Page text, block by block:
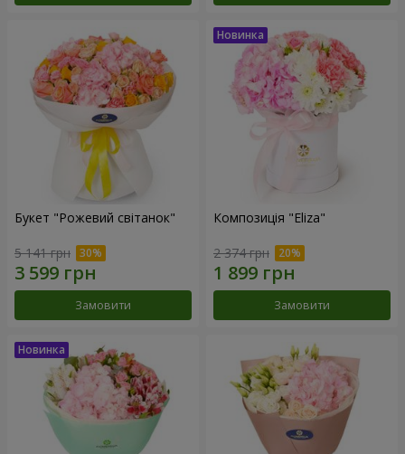
Букет "Рожевий світанок"
5 141 грн
Замовити
Композиція "Eliza"
2 374 грн
Замовити